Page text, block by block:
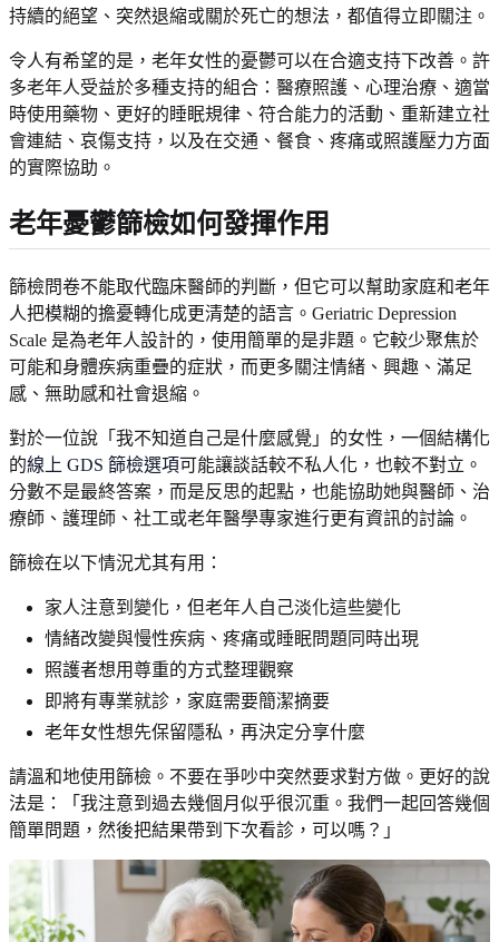
持續的絕望、突然退縮或關於死亡的想法，都值得立即關注。
令人有希望的是，老年女性的憂鬱可以在合適支持下改善。許
多老年人受益於多種支持的組合：醫療照護、心理治療、適當
時使用藥物、更好的睡眠規律、符合能力的活動、重新建立社
會連結、哀傷支持，以及在交通、餐食、疼痛或照護壓力方面
的實際協助。
老年憂鬱篩檢如何發揮作用
篩檢問卷不能取代臨床醫師的判斷，但它可以幫助家庭和老年
人把模糊的擔憂轉化成更清楚的語言。Geriatric Depression
Scale 是為老年人設計的，使用簡單的是非題。它較少聚焦於
可能和身體疾病重疊的症狀，而更多關注情緒、興趣、滿足
感、無助感和社會退縮。
對於一位說「我不知道自己是什麼感覺」的女性，一個結構化
的線上 GDS 篩檢選項可能讓談話較不私人化，也較不對立。
分數不是最終答案，而是反思的起點，也能協助她與醫師、治
療師、護理師、社工或老年醫學專家進行更有資訊的討論。
篩檢在以下情況尤其有用：
家人注意到變化，但老年人自己淡化這些變化
情緒改變與慢性疾病、疼痛或睡眠問題同時出現
照護者想用尊重的方式整理觀察
即將有專業就診，家庭需要簡潔摘要
老年女性想先保留隱私，再決定分享什麼
請溫和地使用篩檢。不要在爭吵中突然要求對方做。更好的說
法是：「我注意到過去幾個月似乎很沉重。我們一起回答幾個
簡單問題，然後把結果帶到下次看診，可以嗎？」